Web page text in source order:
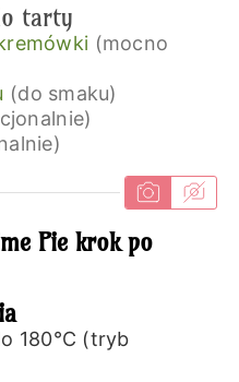
tarty
(mocno
(do smaku)
Pie krok po
180℃ (tryb